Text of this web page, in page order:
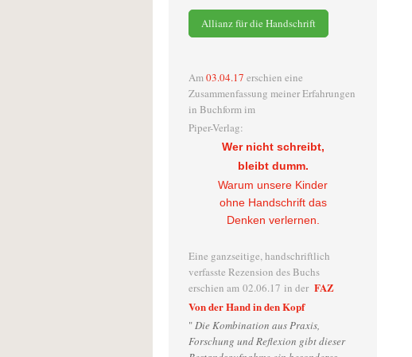
Allianz für die Handschrift
Am 03.04.17 erschien eine
Zusammenfassung meiner Erfahrungen
in Buchform im
Piper-Verlag:
Wer nicht schreibt,
bleibt dumm.
Warum unsere Kinder
ohne Handschrift das
Denken verlernen.
Eine ganzseitige, handschriftlich
verfasste Rezension des Buchs
erschien am 02.06.17 in der FAZ
Von der Hand in den Kopf
"Die Kombination aus Praxis,
Forschung und Reflexion gibt dieser